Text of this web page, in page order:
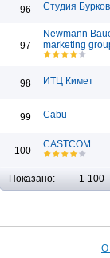
96 Студия
97
Newmann
marketing
98 ИТЦ Кимет
99 Cabu
100
CASTCOM
Показано: 1-100
О